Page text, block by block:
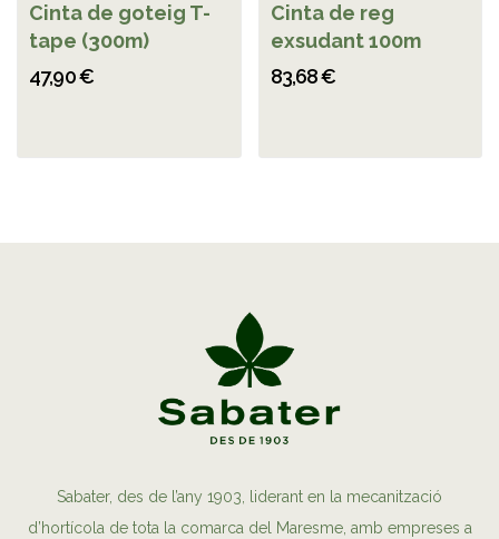
Cinta de goteig T-
tape (300m)
47,90 €
Cinta de reg
exsudant 100m
83,68 €
Sabater, des de l’any 1903, liderant en la mecanització
d’hortícola de tota la comarca del Maresme, amb empreses a